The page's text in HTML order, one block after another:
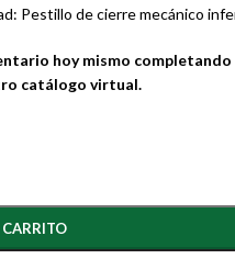
Pestillo de cierre mecánico
hoy mismo
catálogo virtual.